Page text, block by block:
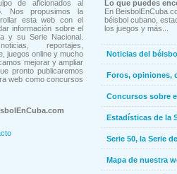
de aficionados al
Nos propusimos la
esta web con el
información sobre el
y su Serie Nacional.
reportajes,
juegos online y mucho
mejorar y ampliar
pronto publicaremos
web como concursos
Lo que puedes
En
béisbol cubano,
los juegos y más...
Noticias del
Foros, opiniones,
Concursos sobre
Estadísticas de la
Serie 50, la Serie
Mapa de nuestra